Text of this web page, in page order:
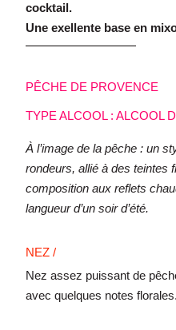
cocktail.
Une exellente base en
PÊCHE DE PROVENCE
TYPE ALCOOL : ALCOOL
À l’image de la pêche : un
rondeurs, allié à des teintes
composition aux reflets
langueur d’un soir d’été.
NEZ /
Nez assez puissant de
avec quelques notes florales.